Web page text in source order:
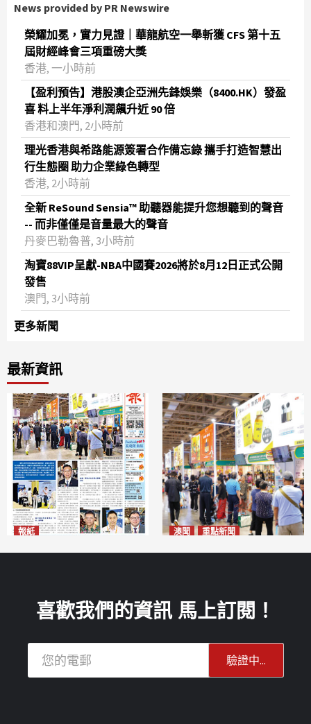
News provided by PR Newswire
榮耀加冕，實力見證｜華龍航空一舉斬獲 CFS 第十五
屆財經峰會三項重磅大獎
香港, 一小時前
【盈利預告】港股澳企亞洲先鋒娛樂（8400.HK）發盈
喜 料上半年淨利潤飆升近 90 倍
香港和澳門, 2小時前
理光香港與希路能源簽署合作備忘錄 攜手打造智慧出
行生態圈 助力企業綠色轉型
香港, 2小時前
全新 ReSound Sensia™ 助聽器能提升您想聽到的聲音
-- 而非僅僅是音量最大的聲音
丹麥巴勒魯普, 3小時前
淘寶88VIP呈獻-NBA中國賽2026將於8月12日正式公開
發售
澳門, 3小時前
更多新聞
最新資訊
報紙 澳聞 重點新聞
2026-08-10
喜歡我們的資訊 馬上訂閱！